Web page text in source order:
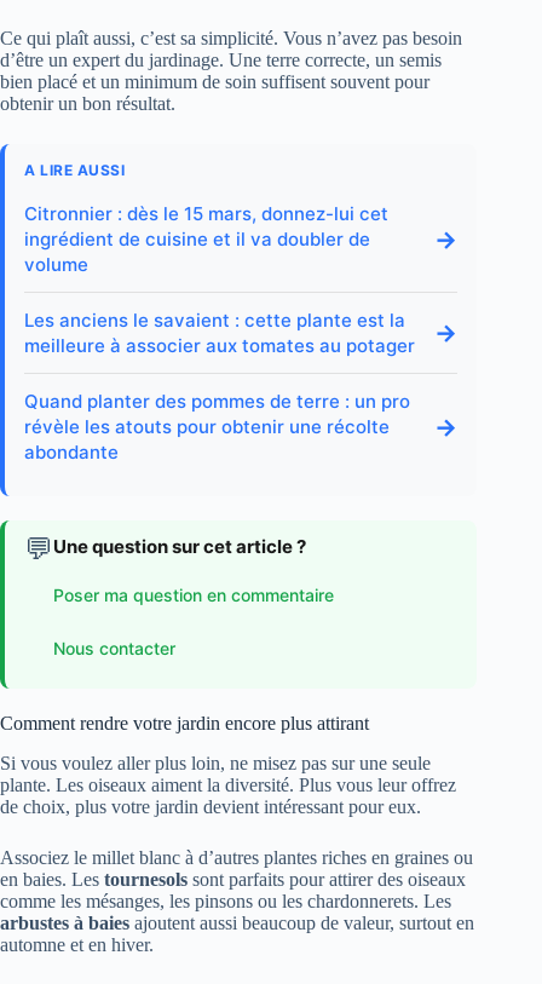
Ce qui plaît aussi, c’est sa simplicité. Vous n’avez pas besoin
d’être un expert du jardinage. Une terre correcte, un semis
bien placé et un minimum de soin suffisent souvent pour
obtenir un bon résultat.
A LIRE AUSSI
Citronnier : dès le 15 mars, donnez-lui cet
ingrédient de cuisine et il va doubler de
volume
→
Les anciens le savaient : cette plante est la
meilleure à associer aux tomates au potager
→
Quand planter des pommes de terre : un pro
révèle les atouts pour obtenir une récolte
abondante
→
💬 Une question sur cet article ?
Poser ma question en commentaire
Nous contacter
Comment rendre votre jardin encore plus attirant
Si vous voulez aller plus loin, ne misez pas sur une seule
plante. Les oiseaux aiment la diversité. Plus vous leur offrez
de choix, plus votre jardin devient intéressant pour eux.
Associez le millet blanc à d’autres plantes riches en graines ou
en baies. Les tournesols sont parfaits pour attirer des oiseaux
comme les mésanges, les pinsons ou les chardonnerets. Les
arbustes à baies ajoutent aussi beaucoup de valeur, surtout en
automne et en hiver.